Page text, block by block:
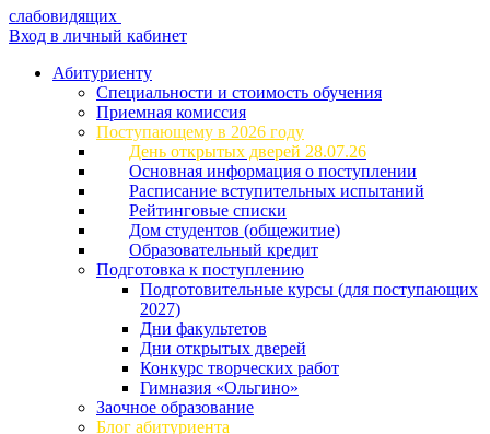
слабовидящих
Вход в личный кабинет
Абитуриенту
Специальности и стоимость обучения
Приемная комиссия
Поступающему в 2026 году
День открытых дверей 28.07.26
Основная информация о поступлении
Расписание вступительных испытаний
Рейтинговые списки
Дом студентов (общежитие)
Образовательный кредит
Подготовка к поступлению
Подготовительные курсы (для поступающих
2027)
Дни факультетов
Дни открытых дверей
Конкурс творческих работ
Гимназия «Ольгино»
Заочное образование
Блог абитуриента